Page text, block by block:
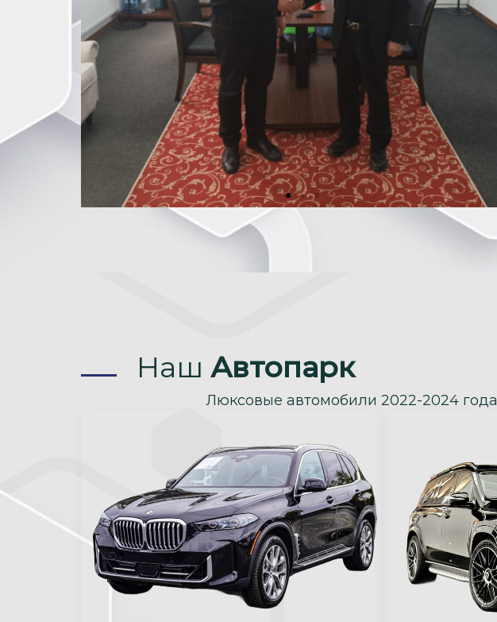
Наш Автопарк
Люксовые автомобили 2022-2024 года